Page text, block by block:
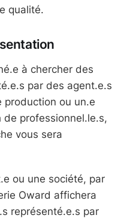
qualité.
à chercher des
par des agent.e.s
production ou un.e
professionnel.le.s,
vous sera
ou une société, par
Oward affichera
représenté.e.s par